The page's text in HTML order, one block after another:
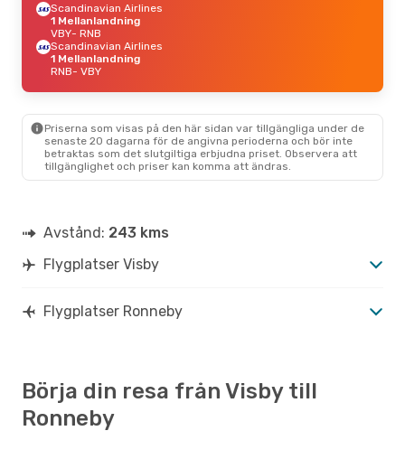
Scandinavian Airlines
1 Mellanlandning
VBY- RNB
Scandinavian Airlines
1 Mellanlandning
RNB- VBY
Priserna som visas på den här sidan var tillgängliga under de
senaste 20 dagarna för de angivna perioderna och bör inte
betraktas som det slutgiltiga erbjudna priset. Observera att
tillgänglighet och priser kan komma att ändras.
Avstånd: 243 kms
Flygplatser Visby
Flygplatser Ronneby
Börja din resa från Visby till
Ronneby